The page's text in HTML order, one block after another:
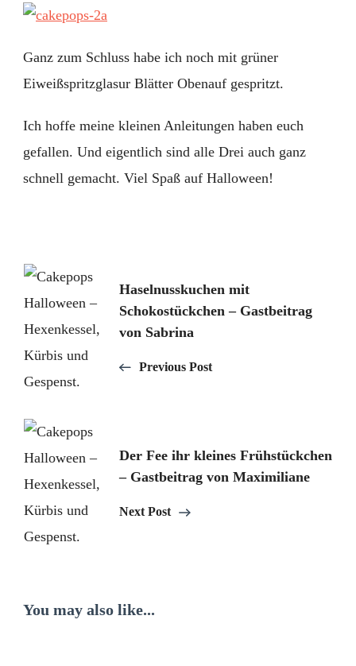
Ganz zum Schluss habe ich noch mit grüner
Eiweißspritzglasur Blätter Obenauf gespritzt.
Ich hoffe meine kleinen Anleitungen haben euch
gefallen. Und eigentlich sind alle Drei auch ganz
schnell gemacht. Viel Spaß auf Halloween!
Post
Navigation
Haselnusskuchen mit
Schokostückchen – Gastbeitrag
von Sabrina
Previous Post
Der Fee ihr kleines Frühstückchen
– Gastbeitrag von Maximiliane
Next Post
You may also like...